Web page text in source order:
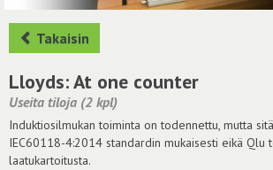
Hae ehdotuksia
Käyttöohje
Yhteydenottopyyntö
Kirjaudu sisään
Takaisin
Lloyds: At one counter
Useita tiloja (2 kpl)
Induktiosilmukan toiminta on todennettu, mutta
IEC60118-4:2014 standardin mukaisesti eikä Qlu
laatukartoitusta.